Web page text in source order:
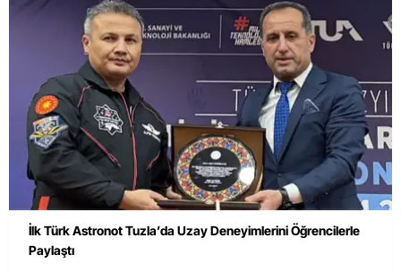
İlk Türk Astronot Tuzla’da Uzay Deneyimlerini Öğrencilerle
Paylaştı